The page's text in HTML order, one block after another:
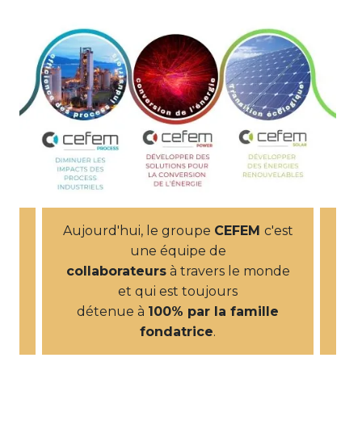
Aujourd'hui, le groupe CEFEM c'est
une équipe de
collaborateursà travers le monde
et qui est toujours
détenue à 100% par la famille
fondatrice.